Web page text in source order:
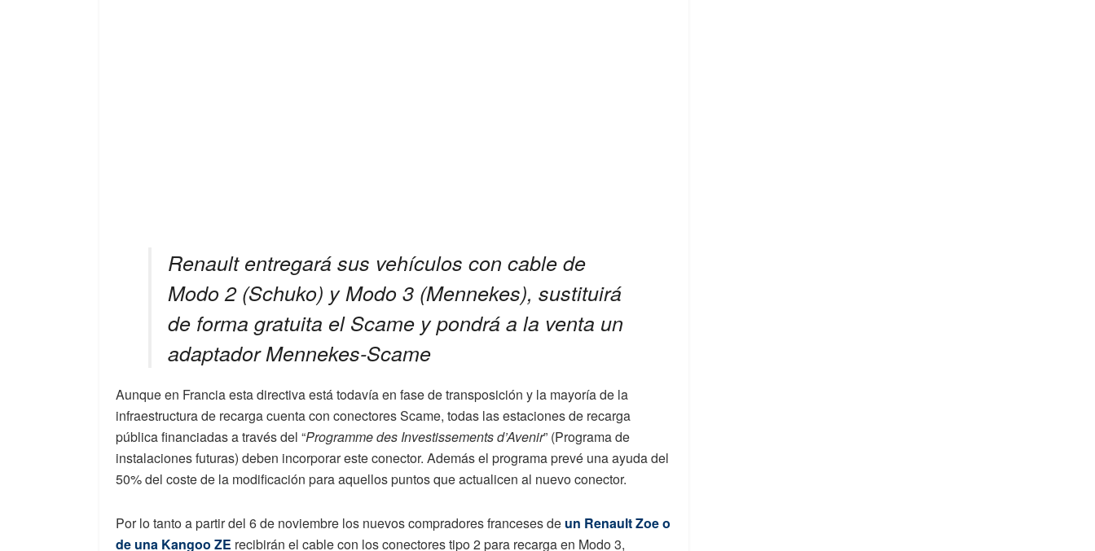
Renault entregará sus vehículos con cable de
Modo 2 (Schuko) y Modo 3 (Mennekes), sustituirá
de forma gratuita el Scame y pondrá a la venta un
adaptador Mennekes-Scame
Aunque en Francia esta directiva está todavía en fase de transposición y la mayoría de la
infraestructura de recarga cuenta con conectores Scame, todas las estaciones de recarga
pública financiadas a través del “Programme des Investissements d’Avenir” (Programa de
instalaciones futuras) deben incorporar este conector. Además el programa prevé una ayuda del
50% del coste de la modificación para aquellos puntos que actualicen al nuevo conector.
Por lo tanto a partir del 6 de noviembre los nuevos compradores franceses de un Renault Zoe o
de una Kangoo ZE recibirán el cable con los conectores tipo 2 para recarga en Modo 3,